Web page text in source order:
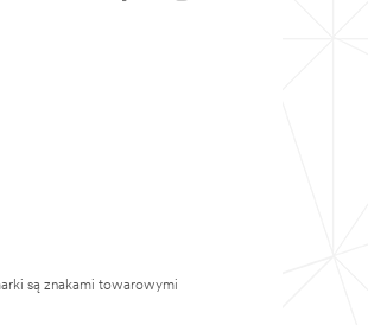
są znakami towarowymi